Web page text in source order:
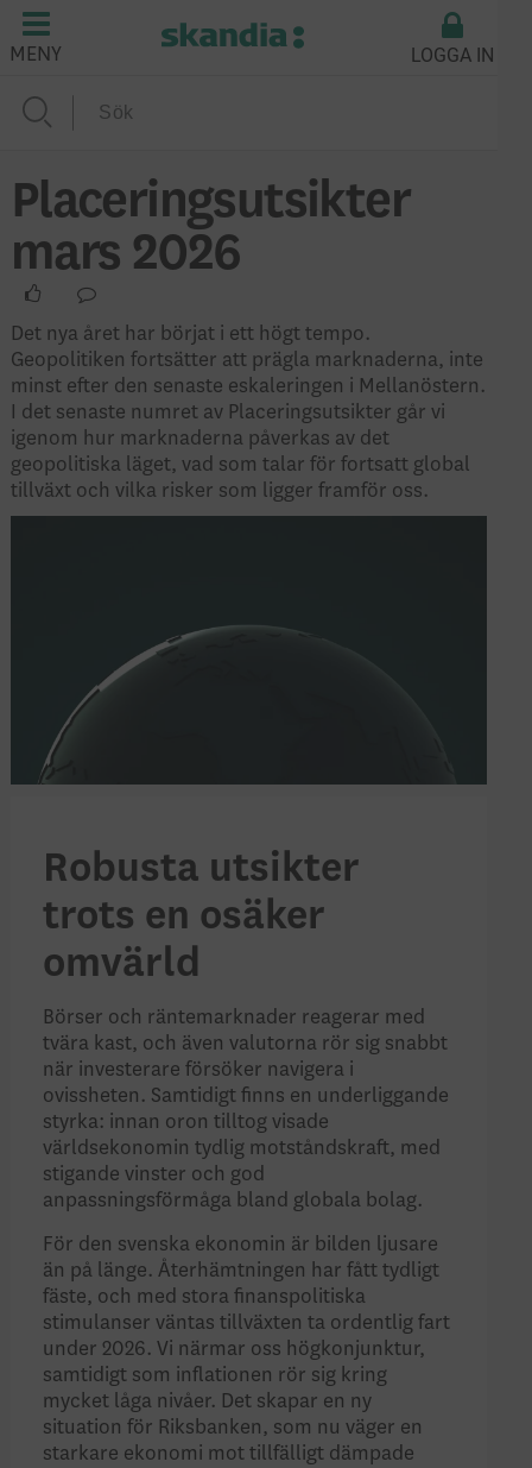
MENY LOGGA IN
Placeringsutsikter
mars 2026
Det nya året har börjat i ett högt tempo.
Geopolitiken fortsätter att prägla marknaderna, inte
minst efter den senaste eskaleringen i Mellanöstern.
I det senaste numret av Placeringsutsikter går vi
igenom hur marknaderna påverkas av det
geopolitiska läget, vad som talar för fortsatt global
tillväxt och vilka risker som ligger framför oss.
Robusta utsikter
trots en osäker
omvärld
Börser och räntemarknader reagerar med
tvära kast, och även valutorna rör sig snabbt
när investerare försöker navigera i
ovissheten. Samtidigt finns en underliggande
styrka: innan oron tilltog visade
världsekonomin tydlig motståndskraft, med
stigande vinster och god
anpassningsförmåga bland globala bolag.
För den svenska ekonomin är bilden ljusare
än på länge. Återhämtningen har fått tydligt
fäste, och med stora finanspolitiska
stimulanser väntas tillväxten ta ordentlig fart
under 2026. Vi närmar oss högkonjunktur,
samtidigt som inflationen rör sig kring
mycket låga nivåer. Det skapar en ny
situation för Riksbanken, som nu väger en
starkare ekonomi mot tillfälligt dämpade